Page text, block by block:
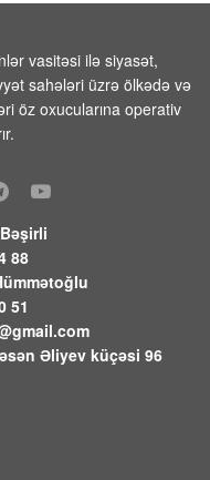
9
ilə göndərilən
İran gəmisini
açıqlayıb
1
Region
bilər
vasitəsi ilə siyasət,
sahələri üzrə ölkədə və
öz oxucularına operativ
88
51
Əliyev küçəsi 96